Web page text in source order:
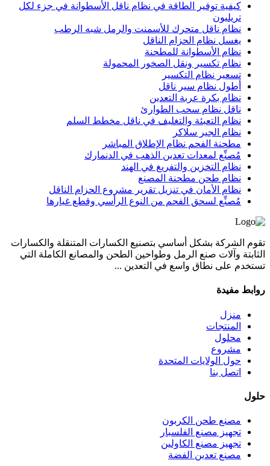
كيفية توفير الطاقة في نظام ناقل الأسطوانة في جزء لكل
تريليون
نظام ناقل متحرك للأسمنت والرمل شبه الرطب
يغسل نظام الحزام الناقل
نظام الأسطوانة للمطحنة
نظام تكسير ونقل الصخور المحمولة
تسعير نظام التكسير
أطول نظام سير ناقل
نظام بكرة عربة التعدين
ناقل نظام سحب الطوارئ
نظام التعبئة والتغليف في ناقل مخطط السلم
نظام الجير سلاكر
مطحنة الفحم نظام الإطلاق المباشر
مُصنِّع لمعدات تعدين الذهب في الدنمارك
نظام التخزين والتفريغ في الهند
نظام طحن مطحنة المصنع
نظام الأمان في تنزيل تقرير مشروع الحزام الناقل
مُصنِّع لسحق الفحم من النوع الرأسي وقطع غيارها
تقوم الشركة بشكل أساسي بتصنيع الكسارات المتنقلة والكسارات
الثابتة وآلات صنع الرمل وطواحين الطحن والمصانع الكاملة التي
تستخدم على نطاق واسع في التعدين ...
روابط مفيدة
منزل
المنتجات
محلول
مشروع
حول الولايات المتحدة
اتصل بنا
حلول
مصنع طحن الكربون
تجهيز مصنع الفلسبار
تجهيز مصنع الكاولين
مصنع تعدين الفضة